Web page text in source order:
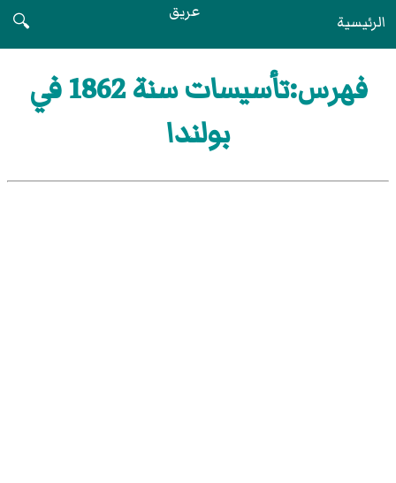
الرئيسية عريق
🔍
فهرس:تأسيسات سنة 1862 في
بولندا